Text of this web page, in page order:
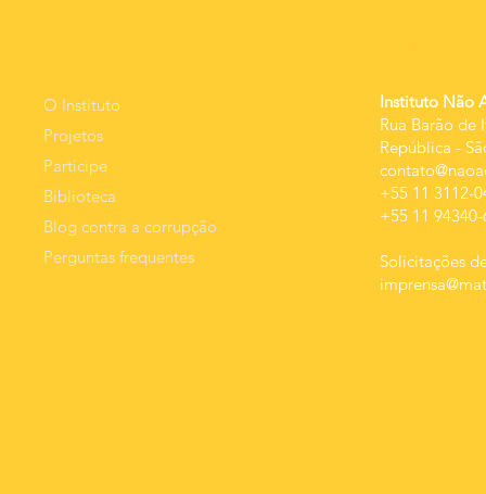
-
O Instituto
Projetos
Participe
Biblioteca
Blog contra a corrupção
Perguntas frequentes
Instituto Não
Rua Barão de
República -
+55 11 3112-
+55 11
Solicitações